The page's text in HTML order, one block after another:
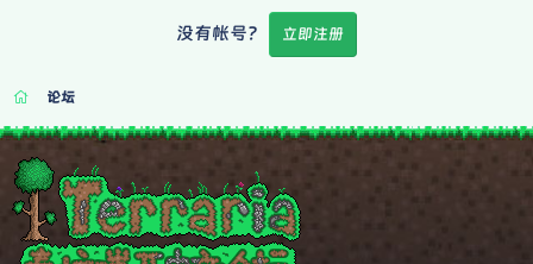
没有帐号？ 立即注册
论坛